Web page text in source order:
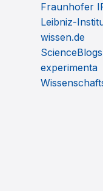
Fraunhofer
Leibniz-
wissen.de
ScienceBlogs
experimenta